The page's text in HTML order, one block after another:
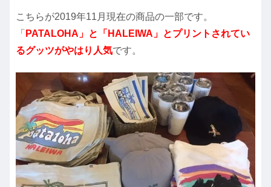
こちらが2019年11月現在の商品の一部です。
「 PATALOHA」と「HALEIWA」とプリントされてい
るグッツがやはり人気です。